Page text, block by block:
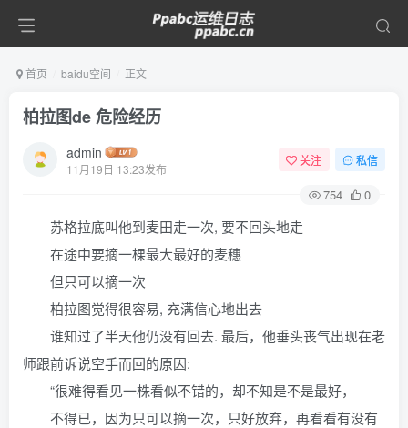
首页 baidu空间 正文
柏拉图de 危险经历
admin
11月19日 13:23发布
关注 私信
754 0
苏格拉底叫他到麦田走一次, 要不回头地走
在途中要摘一棵最大最好的麦穗
但只可以摘一次
柏拉图觉得很容易, 充满信心地出去
谁知过了半天他仍没有回去. 最后，他垂头丧气出现在老
师跟前诉说空手而回的原因:
“很难得看见一株看似不错的，却不知是不是最好，
不得已，因为只可以摘一次，只好放弃，再看看有没有